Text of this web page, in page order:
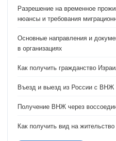
Разрешение на временное
нюансы и требования
Основные направления и
в организациях
Как получить гражданство
Въезд и выезд из России с ВНЖ
Получение ВНЖ через
Как получить вид на